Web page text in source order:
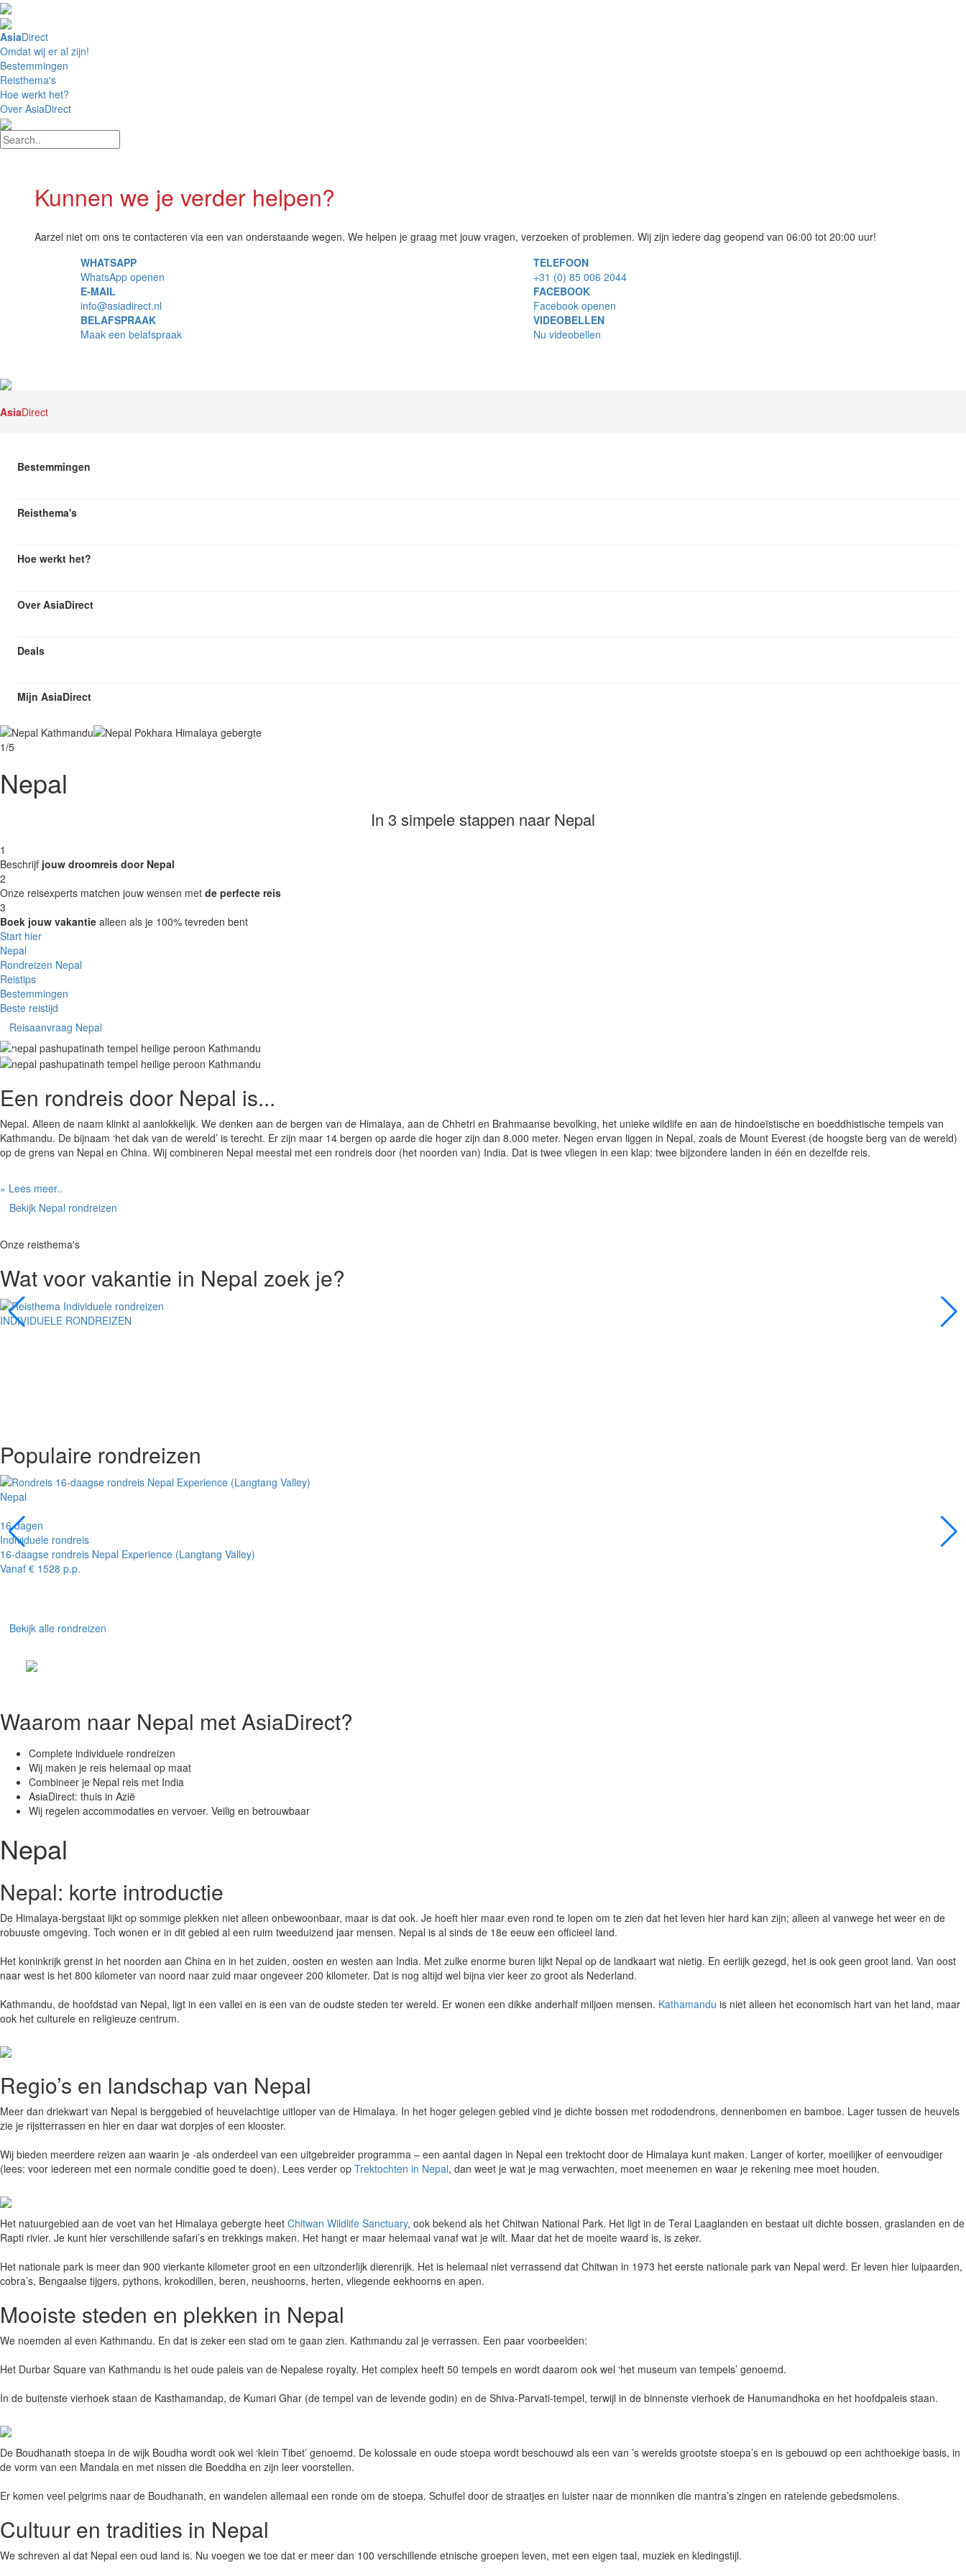
AsiaDirect
Omdat wij er al zijn!
Bestemmingen
Reisthema's
Hoe werkt het?
Over AsiaDirect
Kunnen we je verder helpen?
Aarzel niet om ons te contacteren via een van onderstaande wegen. We helpen je graag met jouw vragen, verzoeken of problemen. Wij zijn iedere dag geopend van 06:00 tot 20:00 uur!
WHATSAPP
WhatsApp openen
TELEFOON
+31 (0) 85 006 2044
E-MAIL
info@asiadirect.nl
FACEBOOK
Facebook openen
BELAFSPRAAK
Maak een belafspraak
VIDEOBELLEN
Nu videobellen
AsiaDirect
Bestemmingen
Reisthema's
Hoe werkt het?
Over AsiaDirect
Deals
Mijn AsiaDirect
1/5
Nepal
In 3 simpele stappen naar Nepal
1
Beschrijf jouw droomreis door Nepal
2
Onze reisexperts matchen jouw wensen met de perfecte reis
3
Boek jouw vakantie alleen als je 100% tevreden bent
Start hier
Nepal
Rondreizen Nepal
Reistips
Bestemmingen
Beste reistijd
Reisaanvraag Nepal
Een rondreis door Nepal is...
Nepal. Alleen de naam klinkt al aanlokkelijk. We denken aan de bergen van de Himalaya, aan de Chhetri en Brahmaanse bevolking, het unieke wildlife en aan de hindoeïstische en boeddhistische tempels van
Kathmandu. De bijnaam ‘het dak van de wereld’ is terecht. Er zijn maar 14 bergen op aarde die hoger zijn dan 8.000 meter. Negen ervan liggen in Nepal, zoals de Mount Everest (de hoogste berg van de wereld)
op de grens van Nepal en China. Wij combineren Nepal meestal met een rondreis door (het noorden van) India. Dat is twee vliegen in een klap: twee bijzondere landen in één en dezelfde reis.
» Lees meer..
Bekijk Nepal rondreizen
Onze reisthema's
Wat voor vakantie in Nepal zoek je?
INDIVIDUELE RONDREIZEN
Populaire rondreizen
Nepal
16 dagen
Individuele rondreis
16-daagse rondreis Nepal Experience (Langtang Valley)
Vanaf € 1528 p.p.
Bekijk alle rondreizen
Waarom naar Nepal met AsiaDirect?
Complete individuele rondreizen
Wij maken je reis helemaal op maat
Combineer je Nepal reis met India
AsiaDirect: thuis in Azië
Wij regelen accommodaties en vervoer. Veilig en betrouwbaar
Nepal
Nepal: korte introductie
De Himalaya-bergstaat lijkt op sommige plekken niet alleen onbewoonbaar, maar is dat ook. Je hoeft hier maar even rond te lopen om te zien dat het leven hier hard kan zijn; alleen al vanwege het weer en de
robuuste omgeving. Toch wonen er in dit gebied al een ruim tweeduizend jaar mensen. Nepal is al sinds de 18e eeuw een officieel land.
Het koninkrijk grenst in het noorden aan China en in het zuiden, oosten en westen aan India. Met zulke enorme buren lijkt Nepal op de landkaart wat nietig. En eerlijk gezegd, het is ook geen groot land. Van oost
naar west is het 800 kilometer van noord naar zuid maar ongeveer 200 kilometer. Dat is nog altijd wel bijna vier keer zo groot als Nederland.
Kathmandu, de hoofdstad van Nepal, ligt in een vallei en is een van de oudste steden ter wereld. Er wonen een dikke anderhalf miljoen mensen. Kathamandu is niet alleen het economisch hart van het land, maar
ook het culturele en religieuze centrum.
Regio’s en landschap van Nepal
Meer dan driekwart van Nepal is berggebied of heuvelachtige uitloper van de Himalaya. In het hoger gelegen gebied vind je dichte bossen met rododendrons, dennenbomen en bamboe. Lager tussen de heuvels
zie je rijstterrassen en hier en daar wat dorpjes of een klooster.
Wij bieden meerdere reizen aan waarin je -als onderdeel van een uitgebreider programma – een aantal dagen in Nepal een trektocht door de Himalaya kunt maken. Langer of korter, moeilijker of eenvoudiger
(lees: voor iedereen met een normale conditie goed te doen). Lees verder op Trektochten in Nepal, dan weet je wat je mag verwachten, moet meenemen en waar je rekening mee moet houden.
Het natuurgebied aan de voet van het Himalaya gebergte heet Chitwan Wildlife Sanctuary, ook bekend als het Chitwan National Park. Het ligt in de Terai Laaglanden en bestaat uit dichte bossen, graslanden en de
Rapti rivier. Je kunt hier verschillende safari’s en trekkings maken. Het hangt er maar helemaal vanaf wat je wilt. Maar dat het de moeite waard is, is zeker.
Het nationale park is meer dan 900 vierkante kilometer groot en een uitzonderlijk dierenrijk. Het is helemaal niet verrassend dat Chitwan in 1973 het eerste nationale park van Nepal werd. Er leven hier luipaarden,
cobra’s, Bengaalse tijgers, pythons, krokodillen, beren, neushoorns, herten, vliegende eekhoorns en apen.
Mooiste steden en plekken in Nepal
We noemden al even Kathmandu. En dat is zeker een stad om te gaan zien. Kathmandu zal je verrassen. Een paar voorbeelden:
Het Durbar Square van Kathmandu is het oude paleis van de Nepalese royalty. Het complex heeft 50 tempels en wordt daarom ook wel ‘het museum van tempels’ genoemd.
In de buitenste vierhoek staan de Kasthamandap, de Kumari Ghar (de tempel van de levende godin) en de Shiva-Parvati-tempel, terwijl in de binnenste vierhoek de Hanumandhoka en het hoofdpaleis staan.
De Boudhanath stoepa in de wijk Boudha wordt ook wel ‘klein Tibet’ genoemd. De kolossale en oude stoepa wordt beschouwd als een van ’s werelds grootste stoepa’s en is gebouwd op een achthoekige basis, in
de vorm van een Mandala en met nissen die Boeddha en zijn leer voorstellen.
Er komen veel pelgrims naar de Boudhanath, en wandelen allemaal een ronde om de stoepa. Schuifel door de straatjes en luister naar de monniken die mantra’s zingen en ratelende gebedsmolens.
Cultuur en tradities in Nepal
We schreven al dat Nepal een oud land is. Nu voegen we toe dat er meer dan 100 verschillende etnische groepen leven, met een eigen taal, muziek en kledingstijl.